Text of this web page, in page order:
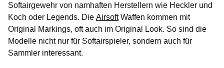
Softairgewehr von namhaften Herstellern wie Heckler und
Koch oder Legends. Die AirsoftWaffen kommen mit
Original Markings, oft auch im Original Look. So sind die
Modelle nicht nur für Softairspieler, sondern auch für
Sammler interessant.